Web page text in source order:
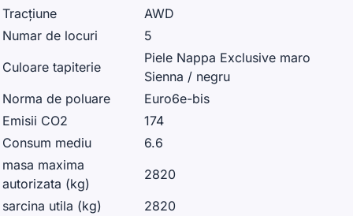
Tracțiune
AWD
Numar de locuri
5
Culoare tapiterie
Piele Nappa Exclusive maro
Sienna / negru
Norma de poluare
Euro6e-bis
Emisii CO2
174
Consum mediu
6.6
masa maxima
autorizata (kg)
2820
sarcina utila (kg)
2820